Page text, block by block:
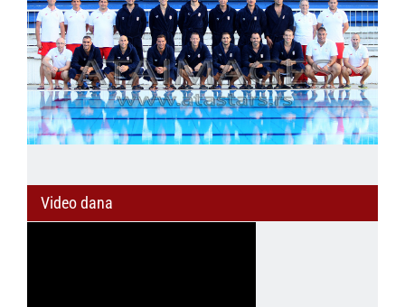
Video dana